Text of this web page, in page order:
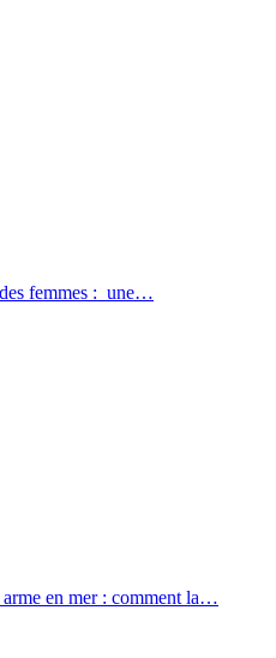
femmes : une…
en mer : comment la…